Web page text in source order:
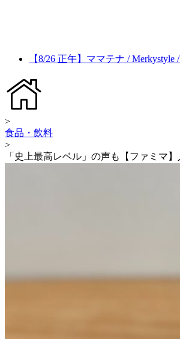
【8/26 正午】ママテナ /
>
食品・飲料
>
「史上最高レベル」の声も【ファミマ